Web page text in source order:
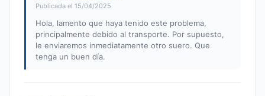
Publicada el 15/04/2025
Hola, lamento que haya tenido este problema,
principalmente debido al transporte. Por supuesto,
le enviaremos inmediatamente otro suero. Que
tenga un buen día.